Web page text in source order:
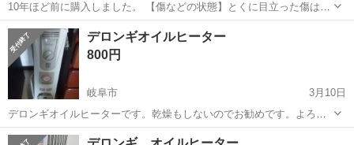
10年ほど前に購入しました。 【傷などの状態】とくに目立った傷はあ
りません。 【アピールポイント】状態はいいのでまだまだ使えます。
箱はありますが、リスがかじってしまったので、穴があいています。
取りに来ていただける方、よろし...
岐阜 多治見市 多治見駅 季節、空調家電
デロンギオイルヒーター
800円
岐阜市
3月10日
デロンギオイルヒーターです。乾燥もしないのでお勧めです。よろし
くお願いいたします。
岐阜 岐阜市 季節、空調家電 デロンギ